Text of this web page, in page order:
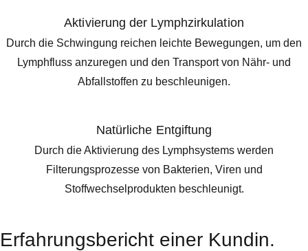
Aktivierung der Lymphzirkulation
Durch die Schwingung reichen leichte Bewegungen, um den
Lymphfluss anzuregen und den Transport von Nähr- und
Abfallstoffen zu beschleunigen.
Natürliche Entgiftung
Durch die Aktivierung des Lymphsystems werden
Filterungsprozesse von Bakterien, Viren und
Stoffwechselprodukten beschleunigt.
Erfahrungsbericht einer Kundin.